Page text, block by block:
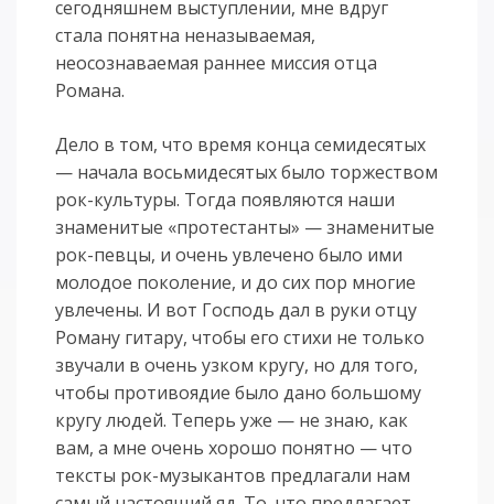
сегодняшнем выступлении, мне вдруг
стала понятна неназываемая,
неосознаваемая раннее миссия отца
Романа.
Дело в том, что время конца семидесятых
— начала восьмидесятых было торжеством
рок-культуры. Тогда появляются наши
знаменитые «протестанты» — знаменитые
рок-певцы, и очень увлечено было ими
молодое поколение, и до сих пор многие
увлечены. И вот Господь дал в руки отцу
Роману гитару, чтобы его стихи не только
звучали в очень узком кругу, но для того,
чтобы противоядие было дано большому
кругу людей. Теперь уже — не знаю, как
вам, а мне очень хорошо понятно — что
тексты рок-музыкантов предлагали нам